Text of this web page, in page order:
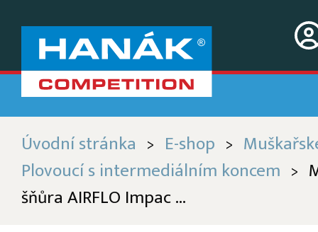
Úvodní stránka > E-shop >
Plovoucí s intermediálním koncem >
šňůra AIRFLO Impac ...